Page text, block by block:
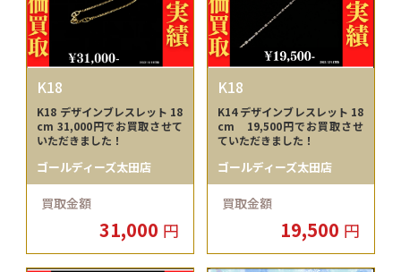
K18
K18 デザインブレスレット 18
cm 31,000円でお買取させて
いただきました！
ゴールディーズ太田店
買取金額
31,000 円
K18
K14 デザインブレスレット 18
cm 19,500円でお買取させ
ていただきました！
ゴールディーズ太田店
買取金額
19,500 円